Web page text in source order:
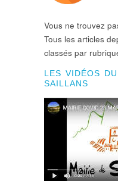
Vous ne trouvez
Tous les articles
classés par
LES VIDÉOS
SAILLANS